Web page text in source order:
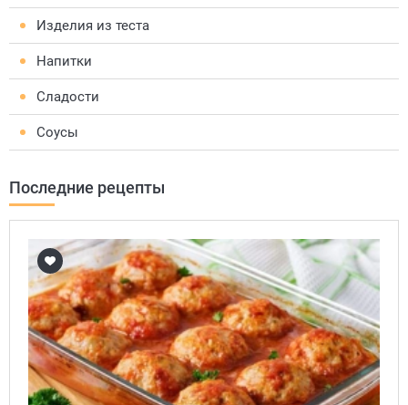
Изделия из теста
Напитки
Сладости
Соусы
Последние рецепты